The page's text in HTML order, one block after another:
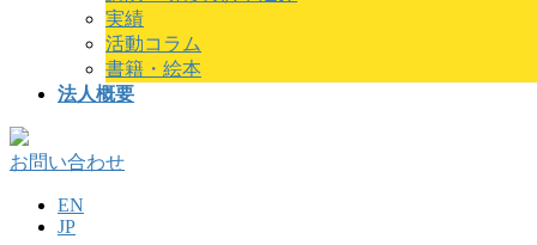
実績
活動コラム
書籍・絵本
法人概要
お問い合わせ
EN
JP